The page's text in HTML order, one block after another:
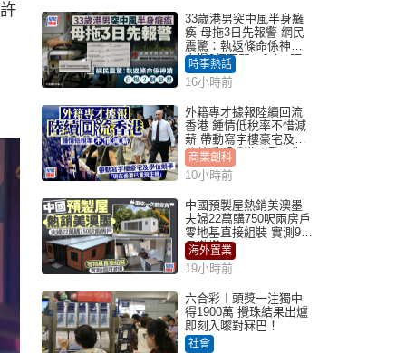
33歲港男突中風半身癱
瘓 母拖3日先報警 網民
震驚：執返條命係神蹟
自爆2個惡習｜Juicy叮
時事熱話
16小時前
外籍專才據報陸續回流
香港 鍾情低稅率不惜減
薪 帶動寫字樓豪宅及學
位競爭「香港已重現生
機」
商業創科
10小時前
中國預製屋熱銷美澳墨
夫婦22萬購750呎兩房戶
零地基直接組裝 實測9個
月激讚
海外置業
19小時前
六合彩︱頭獎一注獨中
得1900萬 攪珠結果出爐
即刻入嚟對冧巴！
社會